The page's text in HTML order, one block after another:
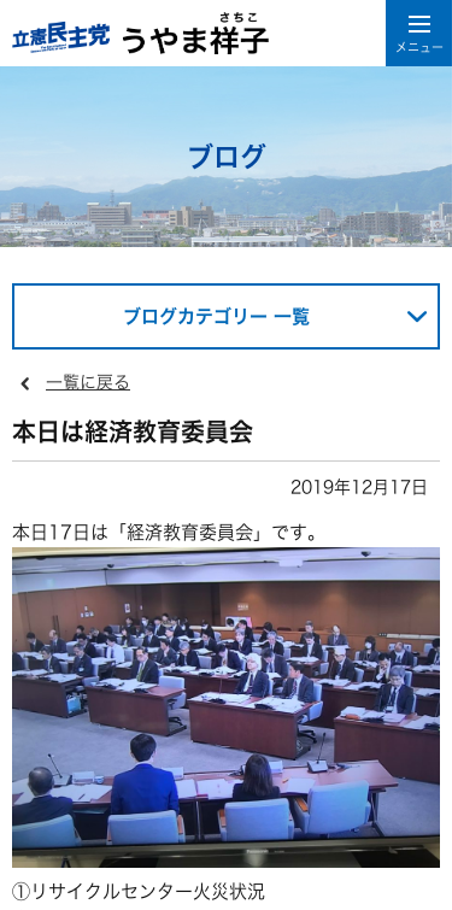
ブログ
ブログカテゴリー 一覧
一覧に戻る
本日は経済教育委員会
2019年12月17日
本日17日は「経済教育委員会」です。
①リサイクルセンター火災状況